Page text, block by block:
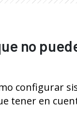
no
configurar
tener en